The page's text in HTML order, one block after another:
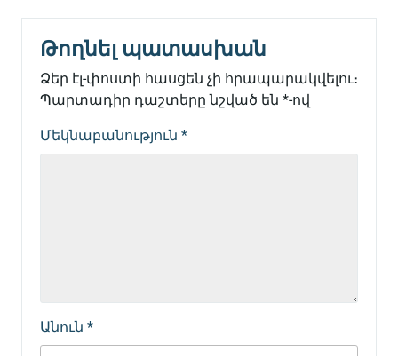
Թողնել պատասխան
Ձեր էլ-փոստի հասցեն չի հրապարակվելու։
Պարտադիր դաշտերը նշված են *-ով
Մեկնաբանություն *
Անուն *